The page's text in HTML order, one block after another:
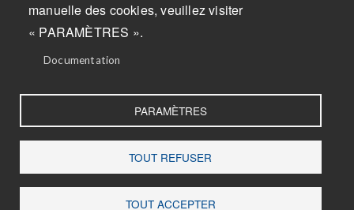
Friday : 9am to 5pm
Saturday : 9am to 5pm
Sunday : 9am to 5pm
manuelle des cookies, veuillez visiter
« PARAMÈTRES ».
Documentation
PARAMÈTRES
TOUT REFUSER
TOUT ACCEPTER